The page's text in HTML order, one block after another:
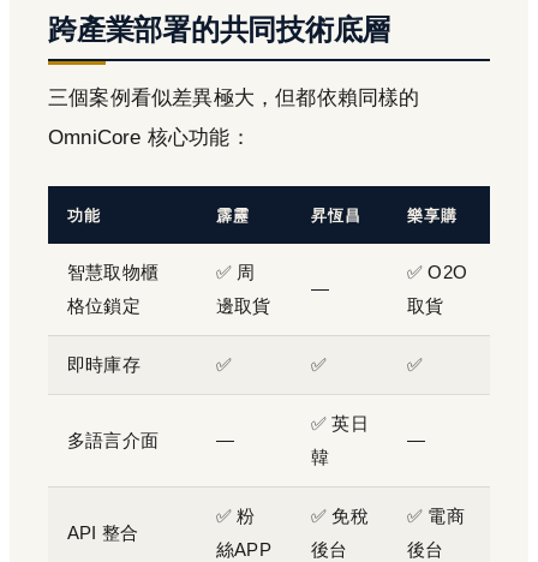
跨產業部署的共同技術底層
三個案例看似差異極大，但都依賴同樣的
OmniCore 核心功能：
功能 霹靂 昇恆昌 樂享購
智慧取物櫃
格位鎖定
✅ 周
邊取貨
—
✅ O2O
取貨
即時庫存 ✅ ✅ ✅
多語言介面 —
✅ 英日
韓
—
API 整合
✅ 粉
絲APP
✅ 免稅
後台
✅ 電商
後台